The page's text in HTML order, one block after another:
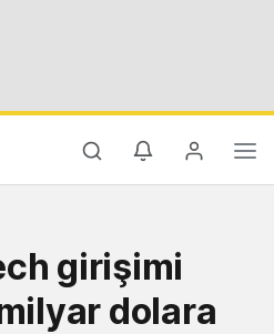
girişimi
dolara